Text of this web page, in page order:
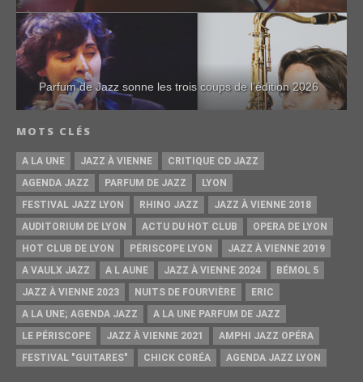
Parfum de Jazz sonne les trois coups de l’édition 2026
MOTS CLÉS
A LA UNE JAZZ À VIENNE
CRITIQUE CD JAZZ
AGENDA JAZZ
PARFUM DE JAZZ
LYON
FESTIVAL JAZZ LYON
RHINO JAZZ
JAZZ À VIENNE 2018
AUDITORIUM DE LYON
ACTU DU HOT CLUB
OPERA DE LYON
HOT CLUB DE LYON
PÉRISCOPE LYON
JAZZ À VIENNE 2019
A VAULX JAZZ
A L AUNE JAZZ À VIENNE 2024
BÉMOL 5
JAZZ À VIENNE 2023
NUITS DE FOURVIÈRE
ERIC
A LA UNE; AGENDA JAZZ
A LA UNE PARFUM DE JAZZ
LE PÉRISCOPE
JAZZ À VIENNE 2021
AMPHI JAZZ OPÉRA
FESTIVAL "GUITARES"
CHICK CORÉA AGENDA JAZZ LYON